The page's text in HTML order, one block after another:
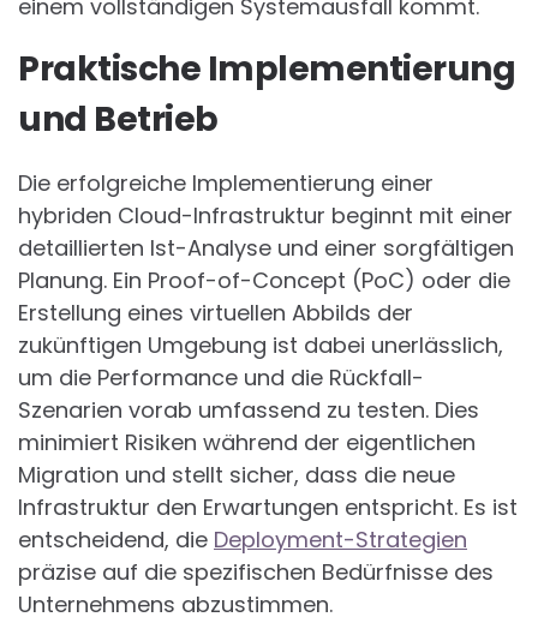
einem vollständigen Systemausfall kommt.
Praktische Implementierung
und Betrieb
Die erfolgreiche Implementierung einer
hybriden Cloud-Infrastruktur beginnt mit einer
detaillierten Ist-Analyse und einer sorgfältigen
Planung. Ein Proof-of-Concept (PoC) oder die
Erstellung eines virtuellen Abbilds der
zukünftigen Umgebung ist dabei unerlässlich,
um die Performance und die Rückfall-
Szenarien vorab umfassend zu testen. Dies
minimiert Risiken während der eigentlichen
Migration und stellt sicher, dass die neue
Infrastruktur den Erwartungen entspricht. Es ist
entscheidend, die Deployment-Strategien
präzise auf die spezifischen Bedürfnisse des
Unternehmens abzustimmen.